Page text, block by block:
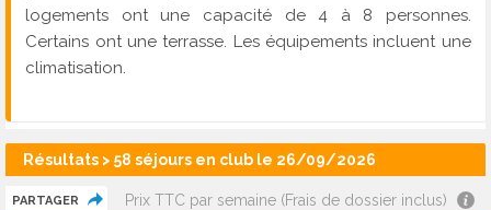
logements ont une capacité de 4 à 8 personnes.
Certains ont une terrasse. Les équipements incluent une
climatisation.
Résultats > 58 séjours en club le 26/09/2026
PARTAGER Prix TTC par semaine (Frais de dossier inclus)